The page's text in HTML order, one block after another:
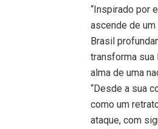
“Inspirado por
ascende de
Brasil
transforma sua
alma de uma
“Desde a sua
como um
ataque, com